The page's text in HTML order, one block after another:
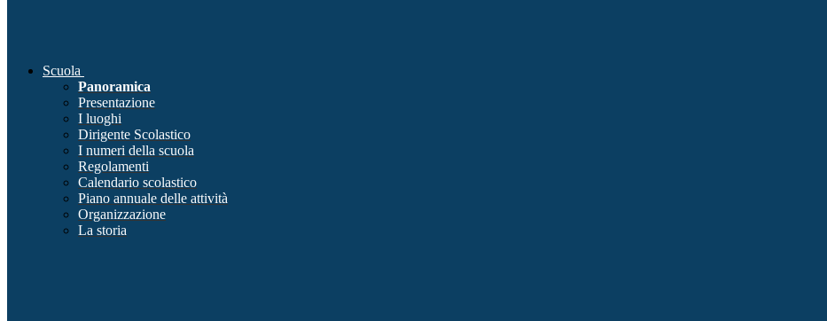
Scuola
Panoramica
Presentazione
I luoghi
Dirigente Scolastico
I numeri della scuola
Regolamenti
Calendario scolastico
Piano annuale delle attività
Organizzazione
La storia